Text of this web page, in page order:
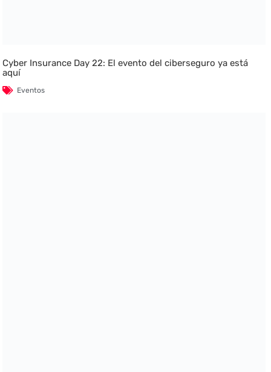
Cyber Insurance Day 22: El evento del ciberseguro ya está
aquí
Eventos